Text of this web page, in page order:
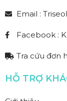
Email :
Facebook :
Tra cứu đơn
HỖ TRỢ